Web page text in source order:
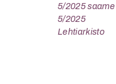
5/2025 saame
5/2025
Lehtiarkisto